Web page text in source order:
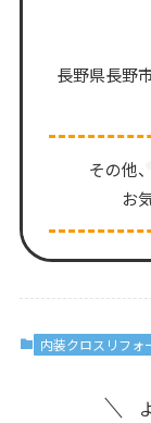
長野県長野
その他
お
内装クロスリフォ